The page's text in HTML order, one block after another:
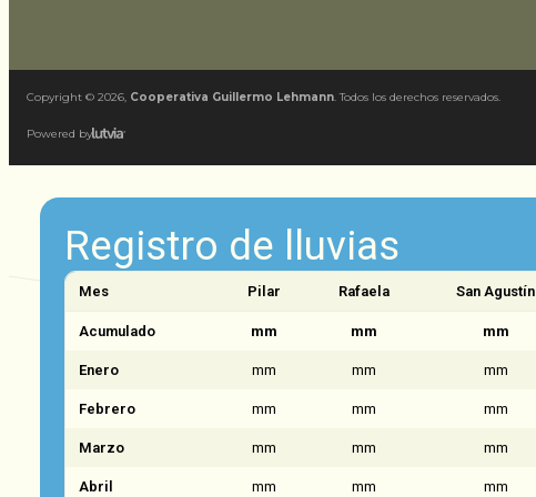
Copyright © 2026, Cooperativa Guillermo Lehmann. Todos los derechos reservados.
Powered by
Registro de lluvias
Mes Pilar Rafaela San Agustín
Acumulado mm mm mm
Enero mm mm mm
Febrero mm mm mm
Marzo mm mm mm
Abril mm mm mm